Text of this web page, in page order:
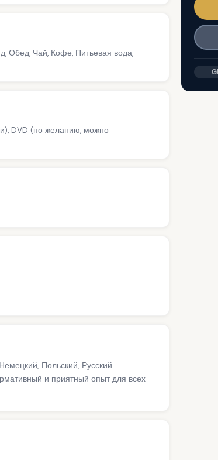
Обед, Чай, Кофе, Питьевая вода,
DVD (по желанию, можно
Польский, Русский
и приятный опыт для всех